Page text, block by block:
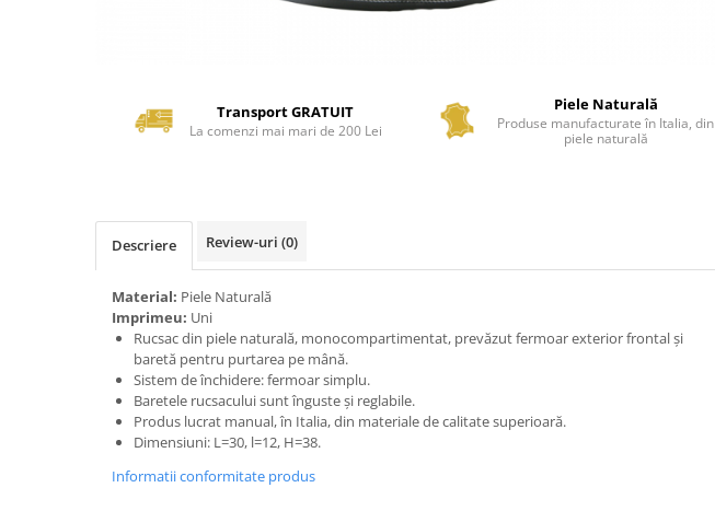
Transport GRATUIT
La comenzi mai mari de 200 Lei
Piele Naturală
Produse manufacturate în Italia, din
piele naturală
Descriere Review-uri (0)
Material: Piele Naturală
Imprimeu: Uni
Rucsac din piele naturală, monocompartimentat, prevăzut fermoar exterior frontal și
baretă pentru purtarea pe mână.
Sistem de închidere: fermoar simplu.
Baretele rucsacului sunt înguste și reglabile.
Produs lucrat manual, în Italia, din materiale de calitate superioară.
Dimensiuni: L=30, l=12, H=38.
Informatii conformitate produs